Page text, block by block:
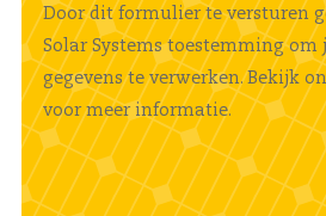
Door dit formulier te versturen
Solar Systems toestemming
gegevens te verwerken. Bekijk
voor meer informatie.